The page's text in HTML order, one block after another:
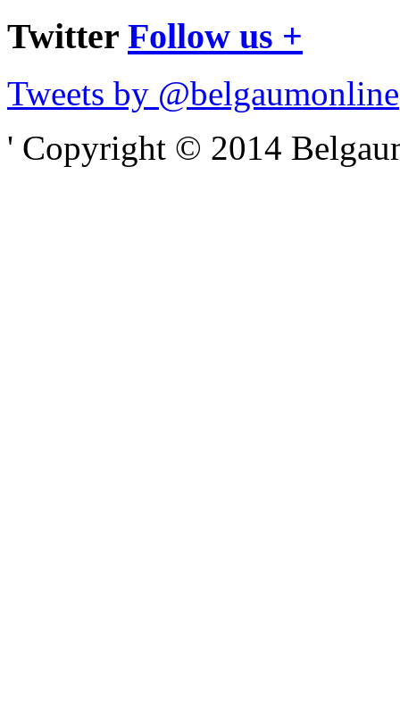
Twitter Follow us +
Tweets by @belgaumonline
' Copyright © 2014